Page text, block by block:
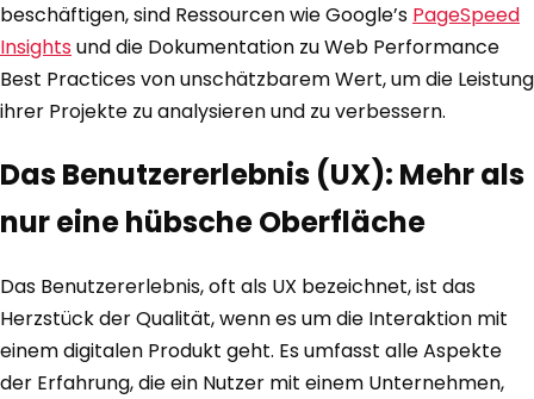
beschäftigen, sind Ressourcen wie Google’s PageSpeed
Insightsund die Dokumentation zu Web Performance
Best Practices von unschätzbarem Wert, um die Leistung
ihrer Projekte zu analysieren und zu verbessern.
Das Benutzererlebnis (UX): Mehr als
nur eine hübsche Oberfläche
Das Benutzererlebnis, oft als UX bezeichnet, ist das
Herzstück der Qualität, wenn es um die Interaktion mit
einem digitalen Produkt geht. Es umfasst alle Aspekte
der Erfahrung, die ein Nutzer mit einem Unternehmen,